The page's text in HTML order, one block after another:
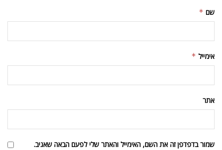
שם *
אימייל *
אתר
שמור בדפדפן זה את השם, האימייל והאתר שלי לפעם הבאה שאגיב.